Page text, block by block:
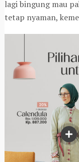
lagi bingung mau
tetap nyaman,